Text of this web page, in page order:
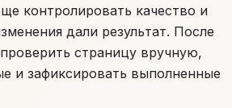
контролировать качество и
дали результат. После
страницу вручную,
и зафиксировать выполненные